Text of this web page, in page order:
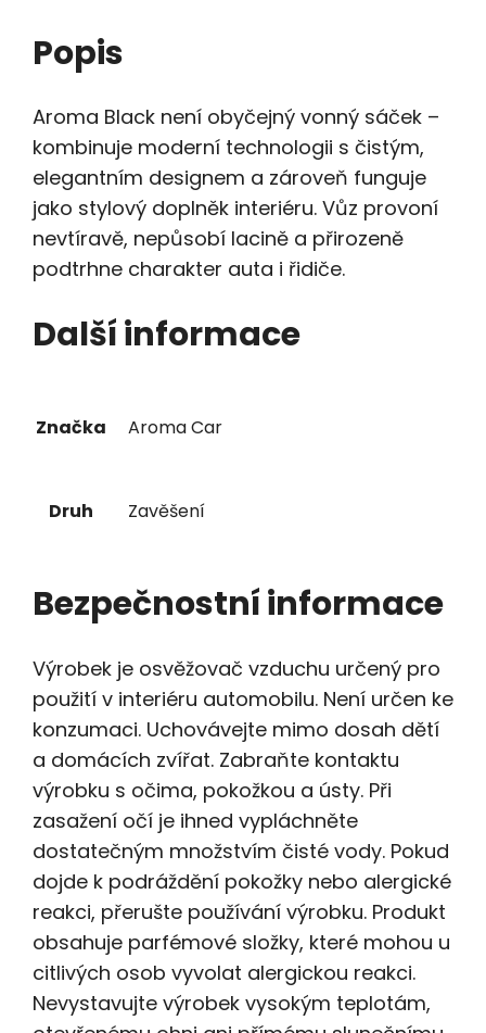
Black
množství
Popis
Aroma Black není obyčejný vonný sáček –
kombinuje moderní technologii s čistým,
elegantním designem a zároveň funguje
jako stylový doplněk interiéru. Vůz provoní
nevtíravě, nepůsobí lacině a přirozeně
podtrhne charakter auta i řidiče.
Další informace
Značka Aroma Car
Druh Zavěšení
Bezpečnostní informace
Výrobek je osvěžovač vzduchu určený pro
použití v interiéru automobilu. Není určen ke
konzumaci. Uchovávejte mimo dosah dětí
a domácích zvířat. Zabraňte kontaktu
výrobku s očima, pokožkou a ústy. Při
zasažení očí je ihned vypláchněte
dostatečným množstvím čisté vody. Pokud
dojde k podráždění pokožky nebo alergické
reakci, přerušte používání výrobku. Produkt
obsahuje parfémové složky, které mohou u
citlivých osob vyvolat alergickou reakci.
Nevystavujte výrobek vysokým teplotám,